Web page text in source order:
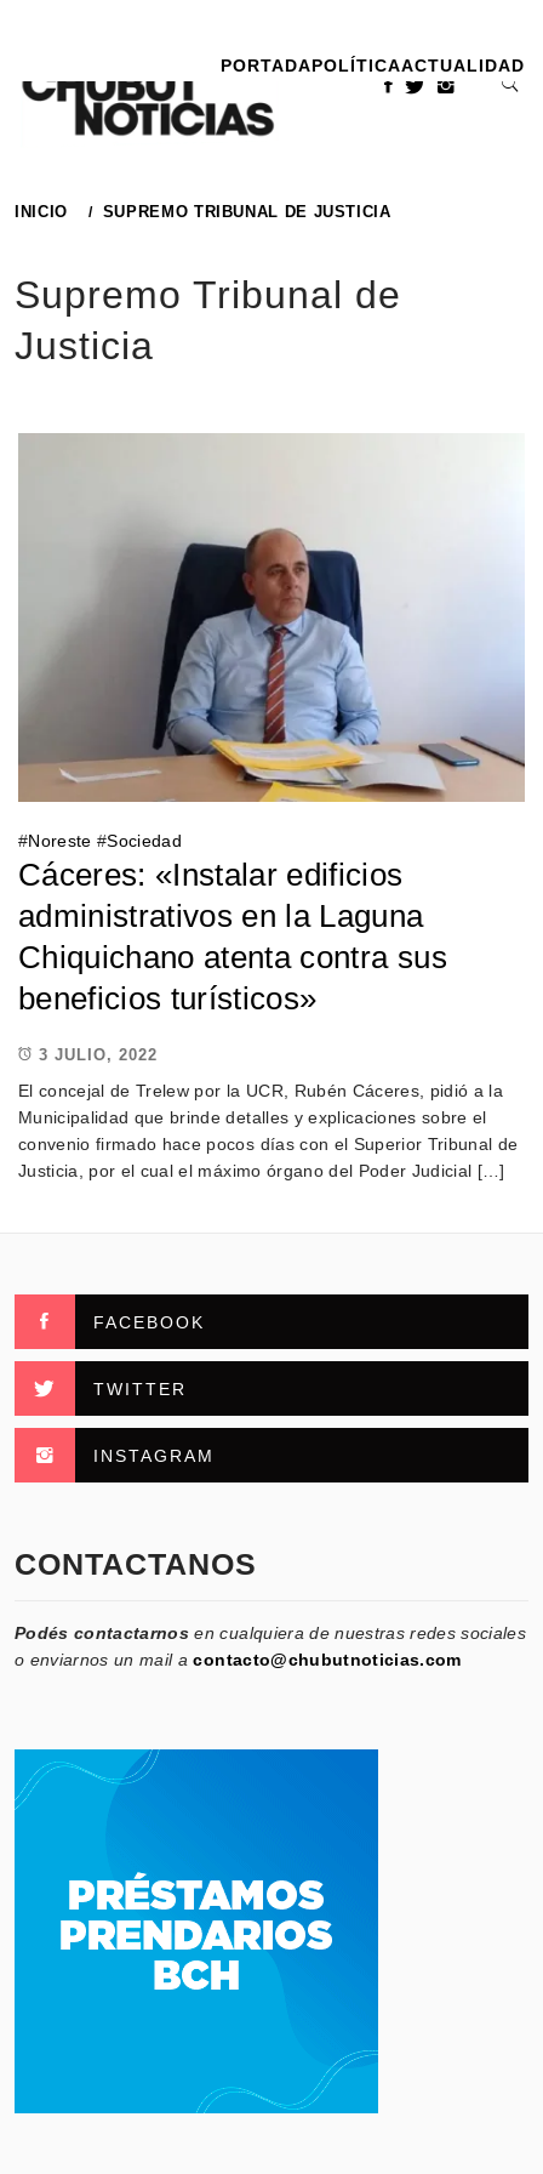
contenido
PORTADAPOLÍTICAACTUALIDAD
INICIO SUPREMO TRIBUNAL DE JUSTICIA
Supremo Tribunal de
Justicia
#Noreste #Sociedad
Cáceres: «Instalar edificios
administrativos en la Laguna
Chiquichano atenta contra sus
beneficios turísticos»
3 JULIO, 2022
El concejal de Trelew por la UCR, Rubén Cáceres, pidió a la
Municipalidad que brinde detalles y explicaciones sobre el
convenio firmado hace pocos días con el Superior Tribunal de
Justicia, por el cual el máximo órgano del Poder Judicial […]
FACEBOOK
TWITTER
INSTAGRAM
CONTACTANOS
Podés contactarnos en cualquiera de nuestras redes sociales
o enviarnos un mail acontacto@chubutnoticias.com